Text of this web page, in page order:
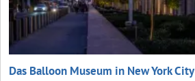
Das Balloon Museum in New York City